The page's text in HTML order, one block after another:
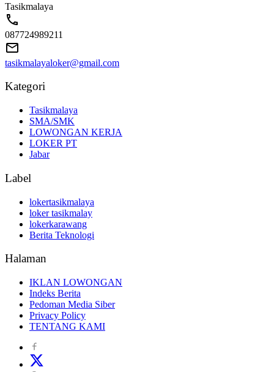
Tasikmalaya
087724989211
tasikmalayaloker@gmail.com
Kategori
Tasikmalaya
SMA/SMK
LOWONGAN KERJA
LOKER PT
Jabar
Label
lokertasikmalaya
loker tasikmalay
lokerkarawang
Berita Teknologi
Halaman
IKLAN LOWONGAN
Indeks Berita
Pedoman Media Siber
Privacy Policy
TENTANG KAMI